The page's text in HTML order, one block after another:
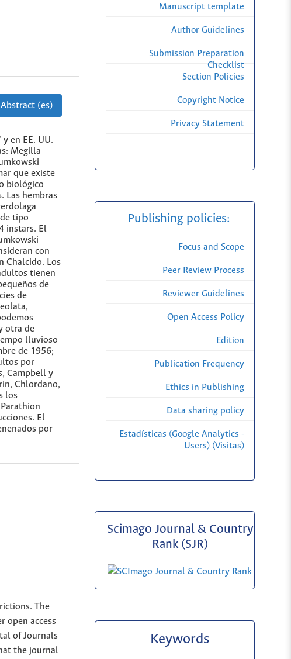
Abstract (es)
en EE. UU.
Megilla
que existe
biológico
Las hembras
tipo
instars. El
con
Chalcido. Los
tienen
de
de
otra de
lluvioso
de 1956;
por
Campbell y
Chlordano,
los
El
por
The
open access
of Journals
the journal
Manuscript template
Author Guidelines
Submission Preparation
Checklist
Section Policies
Copyright Notice
Privacy Statement
Publishing policies:
Focus and Scope
Peer Review Process
Reviewer Guidelines
Open Access Policy
Edition
Publication Frequency
Ethics in Publishing
Data sharing policy
Estadísticas (Google Analytics -
Users) (Visitas)
Scimago Journal & Country
Rank (SJR)
Keywords